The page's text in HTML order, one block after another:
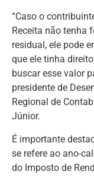
“Caso o
Receita não tenha
residual, ele pode
que ele tinha
buscar esse valor
presidente de
Regional de
Júnior.
É importante
se refere ao ano-
do Imposto de